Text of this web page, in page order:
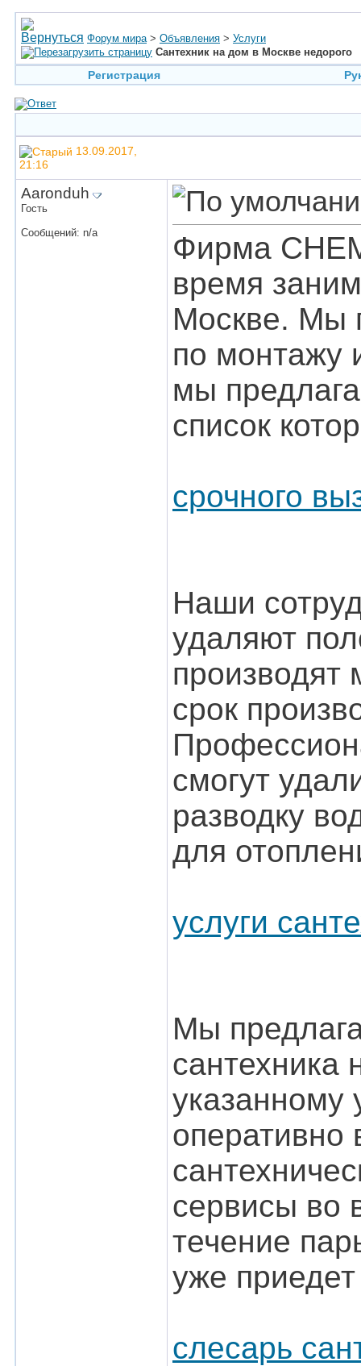
Форум мира > Объявления > Услуги
Сантехник на дом в Москве недорого
Регистрация
13.09.2017,
21:16
Aaronduh
Гость
Сообщений: n/a
Фирма
время
Москве. Мы
по монтажу
мы
список
срочного
Наши
удаляют
производят
срок
смогут
разводку
для
услуги
Мы
сантехника
указанному
оперативно
сервисы во
течение
уже
слесарь